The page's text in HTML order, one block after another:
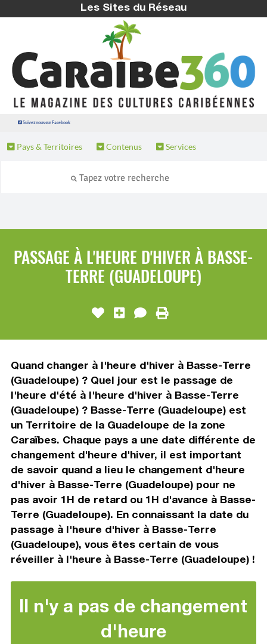
Les Sites du Réseau
Suivez nous sur Facebook
Pays & Territoires Contenus Services
PASSAGE À L'HEURE D'HIVER À BASSE-
TERRE (GUADELOUPE)
Quand changer à l'heure d'hiver à Basse-Terre
(Guadeloupe) ? Quel jour est le passage de
l'heure d'été à l'heure d'hiver à Basse-Terre
(Guadeloupe) ? Basse-Terre (Guadeloupe) est
un Territoire de la Guadeloupe de la zone
Caraïbes. Chaque pays a une date différente de
changement d'heure d'hiver, il est important
de savoir quand a lieu le changement d'heure
d'hiver à Basse-Terre (Guadeloupe) pour ne
pas avoir 1H de retard ou 1H d'avance à Basse-
Terre (Guadeloupe). En connaissant la date du
passage à l'heure d'hiver à Basse-Terre
(Guadeloupe), vous êtes certain de vous
réveiller à l'heure à Basse-Terre (Guadeloupe) !
Il n'y a pas de changement
d'heure